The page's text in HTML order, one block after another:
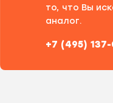
то, что Вы
аналог.
+7 (495)